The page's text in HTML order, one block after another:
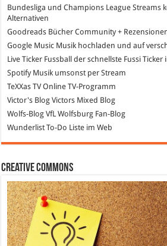
Bundesliga und Champions League Streams
Alternativen
Goodreads Bücher Community +
Google Music Musik hochladen und auf
Live Ticker Fussball
der schnellste Fussi Ticker
SpotifyMusik umsonst per Stream
TeXXas TVOnline TV-Programm
Victor's Blog Victors Mixed Blog
Wolfs-Blog VfL Wolfsburg Fan-Blog
Wunderlist To-Do Liste im Web
Creative Commons